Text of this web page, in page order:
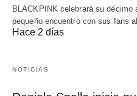
BLACKPINK celebrará su décimo
pequeño encuentro con sus fans
Hace 2 días
NOTICIAS